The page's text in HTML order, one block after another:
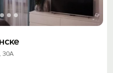
30А